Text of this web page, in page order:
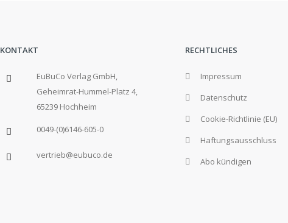
KONTAKT
EuBuCo Verlag GmbH,
Geheimrat-Hummel-Platz 4,
65239 Hochheim
0049-(0)6146-605-0
vertrieb@eubuco.de
RECHTLICHES
Impressum
Datenschutz
Cookie-Richtlinie (EU)
Haftungsausschluss
Abo kündigen